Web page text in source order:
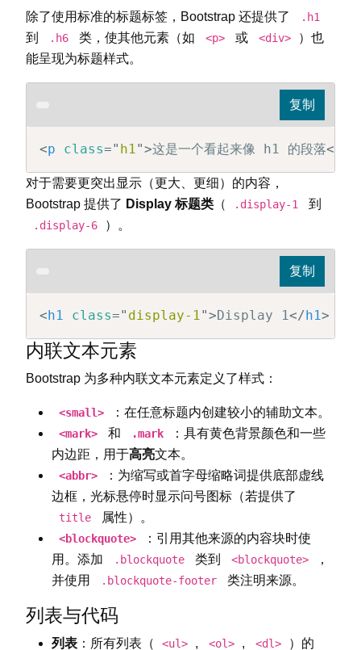
除了使用标准的标题标签，Bootstrap 还提供了 .h1
到 .h6 类，使其他元素（如 <p> 或 <div>
）也
能呈现为标题样式。
<p class=" h1">这是一个看起来像 h1 的段落</
对于需要更突出显示（更大、更细）的内容，
Bootstrap 提供了 Display 标题类 （ .display-1 到
.display-6 ）。
<h1 class=" display-1">Display 1</h1>
内联文本元素
Bootstrap 为多种内联文本元素定义了样式：
<small> ：在任意标题内创建较小的辅助文本。
<mark> 和 .mark
：具有黄色背景颜色和一些
内边距，用于高亮文本。
<abbr>
：为缩写或首字母缩略词提供底部虚线
边框，光标悬停时显示问号图标（若提供了
title 属性）。
<blockquote>
：引用其他来源的内容块时使
用。添加
.blockquote 类到 <blockquote>
，
并使用
.blockquote-footer 类注明来源。
列表与代码
列表 ：所有列表（ <ul> , <ol> , <dl> ）的